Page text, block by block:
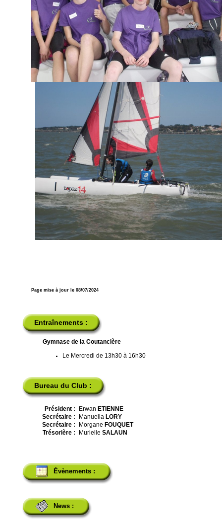
Page mise à jour le 08/07/2024
Entraînements :
Gymnase de la Coutancière
Le Mercredi de 13h30 à 16h30
Bureau du Club :
Président : Erwan ETIENNE
Secrétaire :
Manuella LORY
Secrétaire :
Morgane FOUQUET
Trésorière :
Murielle SALAUN
Évènements :
News :